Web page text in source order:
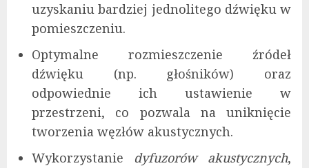
uzyskaniu bardziej jednolitego dźwięku w
pomieszczeniu.
Optymalne rozmieszczenie źródeł
dźwięku (np. głośników) oraz
odpowiednie ich ustawienie w
przestrzeni, co pozwala na uniknięcie
tworzenia węzłów akustycznych.
Wykorzystanie dyfuzorów akustycznych,